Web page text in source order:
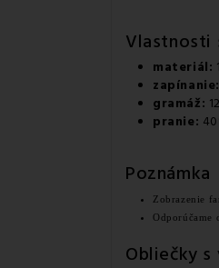
Vlastnosti
materiál:
zapínanie:
gramáž:
pranie:
Poznámka
Zobrazenie
Odporúčame
Obliečky